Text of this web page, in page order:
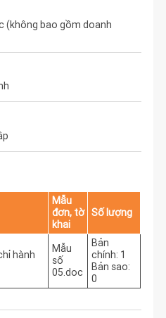
(không bao gồm doanh
Mẫu
đơn, tờ
khai
Số lượng
hành
Mẫu
số
05.doc
Bản
chính: 1
Bản sao:
0